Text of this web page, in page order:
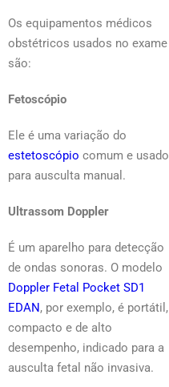
Os equipamentos médicos
obstétricos usados no exame
são:
Fetoscópio
Ele é uma variação do
estetoscópio comum e usado
para ausculta manual.
Ultrassom Doppler
É um aparelho para detecção
de ondas sonoras. O modelo
Doppler Fetal Pocket SD1
EDAN, por exemplo, é portátil,
compacto e de alto
desempenho, indicado para a
ausculta fetal não invasiva.